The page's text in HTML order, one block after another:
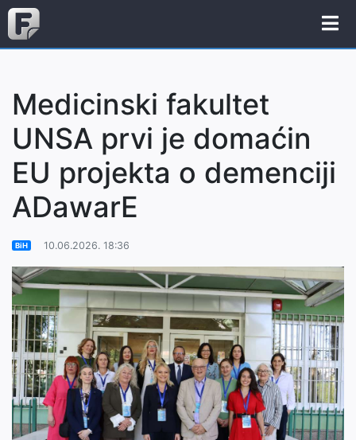
Medicinski fakultet
UNSA prvi je domaćin
EU projekta o demenciji
ADawarE
BiH 10.06.2026. 18:36